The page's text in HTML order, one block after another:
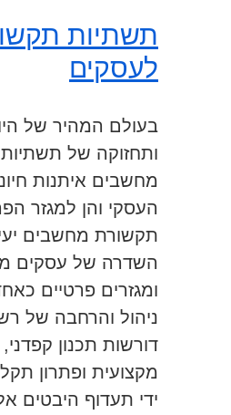
תשתיות
לעסקים
בעולם המהיר של
ותחזוקה של
מחשבים איתנות
העסקי והן למגזר
תקשורת מחשבים
השדרה של עסקים
ומגזרים פרטיים
ניהול והרחבה של
דורשות תכנון
מקצועית ופתרון
ידי תעדוף היבטים